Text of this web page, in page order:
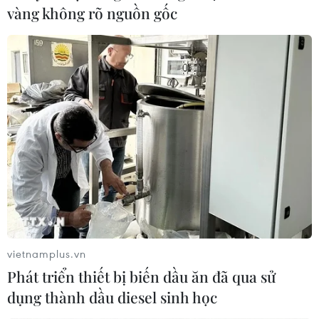
Xung đột tại Trung Đông: Tàu hàng
Ấn Độ bị đánh chìm trên Biển Đỏ
05/08/2026 04:40
Israel phát triển xét nghiệm máu đơn
giản giúp phát hiện sớm ung thư
phổi
05/08/2026 03:42
Italy có thể tham gia cơ chế xác minh
04/08/2026 22:42
vàng không rõ nguồn gốc
vietnamplus.vn
Phát triển thiết bị biến dầu ăn đã qua sử
dụng thành dầu diesel sinh học